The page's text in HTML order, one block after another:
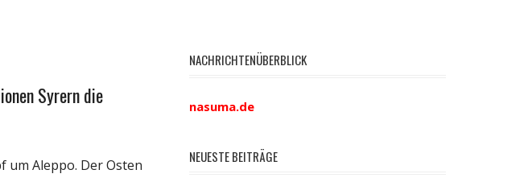
Syrern die
um Aleppo. Der Osten
NACHRICHTENÜBERBLICK
nasuma.de
NEUESTE BEITRÄGE